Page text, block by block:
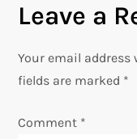
Leave a
Your email
fields are marked *
Comment *